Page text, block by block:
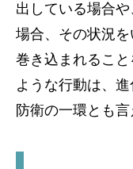
出している場合
場合、その状況
巻き込まれるこ
ような行動は、
防衛の一環とも言